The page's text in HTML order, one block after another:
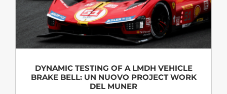
DYNAMIC TESTING OF A LMDH VEHICLE
BRAKE BELL: UN NUOVO PROJECT WORK
DEL MUNER